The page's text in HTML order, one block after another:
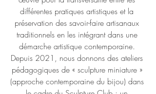
différentes pratiques artistiques et la
préservation des savoir-faire artisanaux
traditionnels en les intégrant dans une
démarche artistique contemporaine.
Depuis 2021, nous donnons des ateliers
pédagogiques de « sculpture miniature »
(approche contemporaine du bijou) dans